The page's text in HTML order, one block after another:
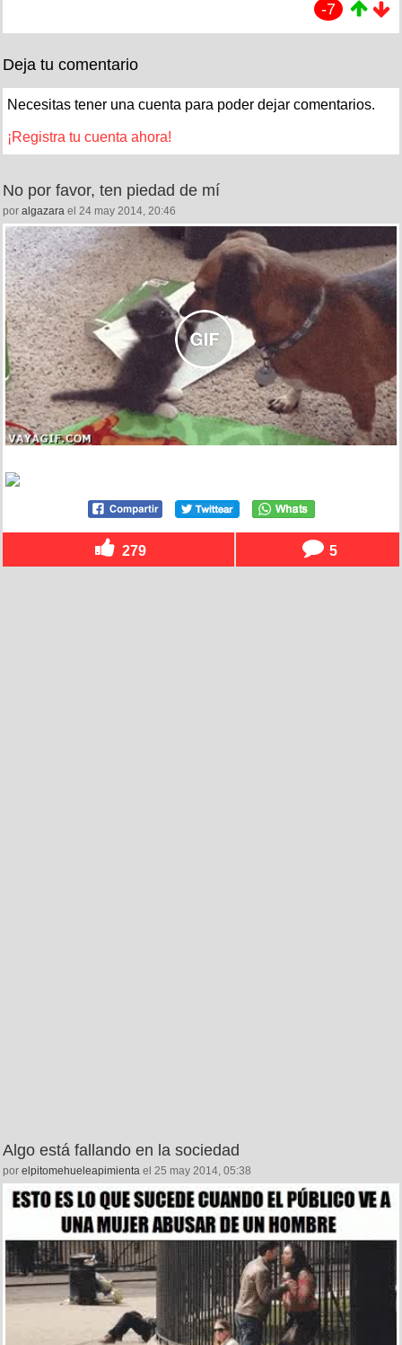
-7
Deja tu comentario
Necesitas tener una cuenta para poder dejar comentarios.
¡Registra tu cuenta ahora!
No por favor, ten piedad de mí
por algazara el 24 may 2014, 20:46
279 5
Algo está fallando en la sociedad
por elpitomehueleapimienta el 25 may 2014, 05:38